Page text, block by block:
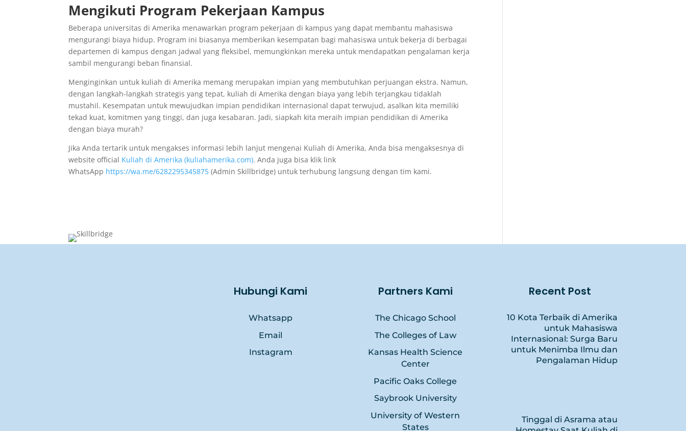
Mengikuti Program Pekerjaan Kampus
Beberapa universitas di Amerika menawarkan program pekerjaan di kampus yang dapat membantu mahasiswa
mengurangi biaya hidup. Program ini biasanya memberikan kesempatan bagi mahasiswa untuk bekerja di berbagai
departemen di kampus dengan jadwal yang fleksibel, memungkinkan mereka untuk mendapatkan pengalaman kerja
sambil mengurangi beban finansial.
Menginginkan untuk kuliah di Amerika memang merupakan impian yang membutuhkan perjuangan ekstra. Namun,
dengan langkah-langkah strategis yang tepat, kuliah di Amerika dengan biaya yang lebih terjangkau tidaklah
mustahil. Kesempatan untuk mewujudkan impian pendidikan internasional dapat terwujud, asalkan kita memiliki
tekad kuat, komitmen yang tinggi, dan juga kesabaran. Jadi, siapkah kita meraih impian pendidikan di Amerika
dengan biaya murah?
Jika Anda tertarik untuk mengakses informasi lebih lanjut mengenai Kuliah di Amerika, Anda bisa mengaksesnya di
website official Kuliah di Amerika (kuliahamerika.com). Anda juga bisa klik link
WhatsApp https://wa.me/6282295345875 (Admin Skillbridge) untuk terhubung langsung dengan tim kami.
Hubungi Kami
Whatsapp
Email
Instagram
Partners Kami
The Chicago School
The Colleges of Law
Kansas Health Science
Center
Pacific Oaks College
Saybrook University
University of Western
States
Recent Post
10 Kota Terbaik di Amerika
untuk Mahasiswa
Internasional: Surga Baru
untuk Menimba Ilmu dan
Pengalaman Hidup
Tinggal di Asrama atau